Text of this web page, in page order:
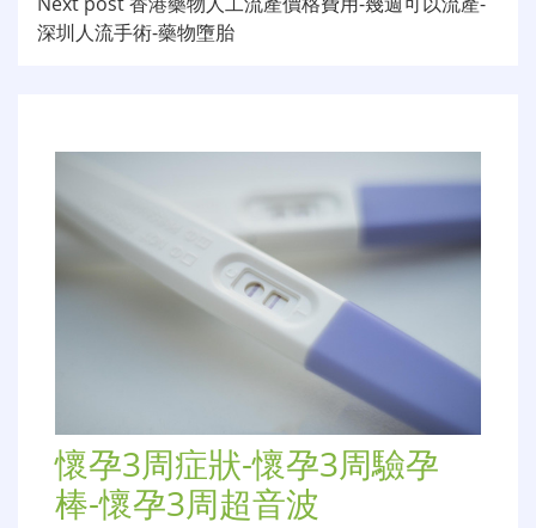
导
深圳人流手術-藥物墮胎
懷孕3周症狀-懷孕3周驗孕
棒-懷孕3周超音波